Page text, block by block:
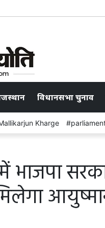
विधानसभा चुनाव
Kharge
भाजपा